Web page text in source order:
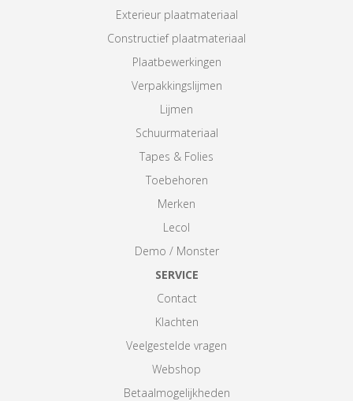
Exterieur plaatmateriaal
Constructief plaatmateriaal
Plaatbewerkingen
Verpakkingslijmen
Lijmen
Schuurmateriaal
Tapes & Folies
Toebehoren
Merken
Lecol
Demo / Monster
SERVICE
Contact
Klachten
Veelgestelde vragen
Webshop
Betaalmogelijkheden